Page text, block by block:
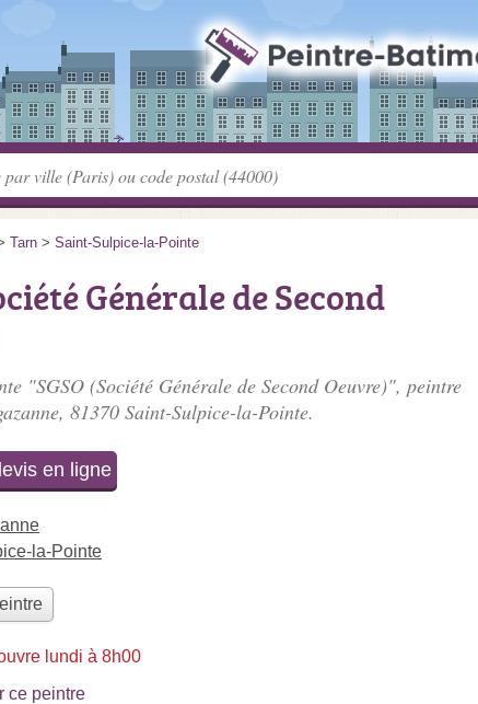
Tarn > Saint-Sulpice-la-Pointe
Générale de Second
"SGSO (Société Générale de Second Oeuvre)", peintre
, 81370 Saint-Sulpice-la-Pointe.
en ligne
la-Pointe
lundi à 8h00
ce peintre